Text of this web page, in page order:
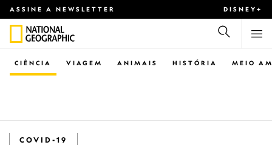
ASSINE A NEWSLETTER DISNEY+
CIÊNCIA VIAGEM ANIMAIS HISTÓRIA MEIO
COVID-19